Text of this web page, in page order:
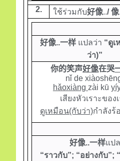
2. ใช้ร่วมกับ好像../像
好像..一样 แปลว่า “ดู
ว่า)”
你的笑声好像在哭
nǐ de
hǎoxiàng zài kū
เสียงหัวเราะของ
ดูเหมือน(กับว่า)กำลังร้
好像..一样แป
“ราวกับ”; “อย่างกับ”;